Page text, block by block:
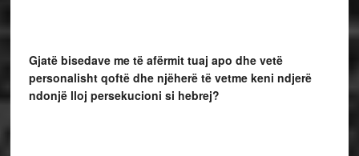
Gjatëbisedave me tëafërmit tuaj apo dhe vetë
personalisht qoftëdhe njëherëtëvetme keni ndjerë
ndonjëlloj persekucioni si hebrej?